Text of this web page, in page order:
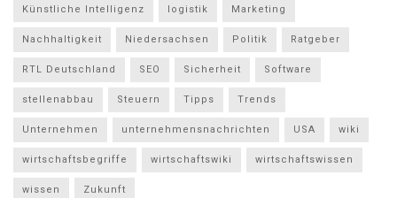
Künstliche Intelligenz logistik Marketing
Nachhaltigkeit Niedersachsen Politik Ratgeber
RTL Deutschland SEO Sicherheit Software
stellenabbau Steuern Tipps Trends
Unternehmen unternehmensnachrichten USA wiki
wirtschaftsbegriffe wirtschaftswiki wirtschaftswissen
wissen Zukunft